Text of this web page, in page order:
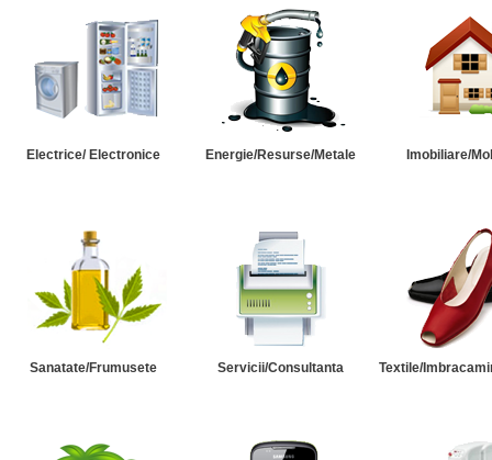
Electrice/ Electronice Energie/Resurse/Metale Imobiliare/
Sanatate/Frumusete Servicii/Consultanta Textile/